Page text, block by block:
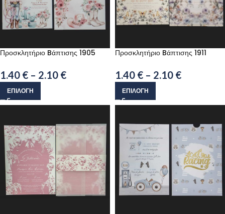
Προσκλητήριο Bάπτισης 1905
1.40 € – 2.10 €
ΕΠΙΛΟΓΉ
Προσκλητήριο Bάπτισης 1911
1.40 € – 2.10 €
ΕΠΙΛΟΓΉ